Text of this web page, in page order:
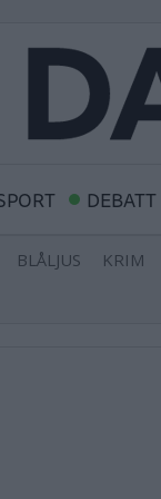
DEBATT
BLÅLJUS KRIM